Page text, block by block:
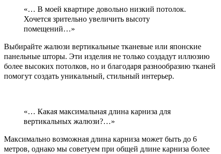
«… В моей квартире довольно низкий потолок.
Хочется зрительно увеличить высоту
помещений…»
Выбирайте жалюзи вертикальные тканевые или японские
панельные шторы. Эти изделия не только создадут иллюзию
более высоких потолков, но и благодаря разнообразию тканей
помогут создать уникальный, стильный интерьер.
«… Какая максимальная длина карниза для
вертикальных жалюзи?…»
Максимально возможная длина карниза может быть до 6
метров, однако мы советуем при общей длине карниза более